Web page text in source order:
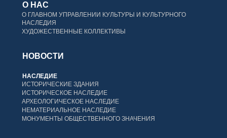
О НАС
О ГЛАВНОМ УПРАВЛЕНИИ КУЛЬТУРЫ И КУЛЬТУРНОГО
НАСЛЕДИЯ
ХУДОЖЕСТВЕННЫЕ КОЛЛЕКТИВЫ
НОВОСТИ
НАСЛЕДИЕ
ИСТОРИЧЕСКИЕ ЗДАНИЯ
ИСТОРИЧЕСКОЕ НАСЛЕДИЕ
АРХЕОЛОГИЧЕСКОЕ НАСЛЕДИЕ
НЕМАТЕРИАЛЬНОЕ НАСЛЕДИЕ
МОНУМЕНТЫ ОБЩЕСТВЕННОГО ЗНАЧЕНИЯ